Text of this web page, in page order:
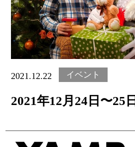
Special
おすすめ情報
2021.12.22 イベント
2021年12⽉24⽇〜25